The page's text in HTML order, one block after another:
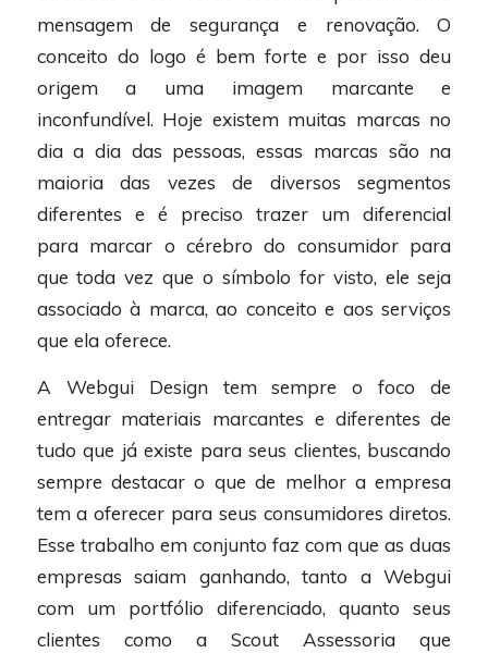
mensagem de segurança e renovação. O
conceito do logo é bem forte e por isso deu
origem a uma imagem marcante e
inconfundível. Hoje existem muitas marcas no
dia a dia das pessoas, essas marcas são na
maioria das vezes de diversos segmentos
diferentes e é preciso trazer um diferencial
para marcar o cérebro do consumidor para
que toda vez que o símbolo for visto, ele seja
associado à marca, ao conceito e aos serviços
que ela oferece.
A Webgui Design tem sempre o foco de
entregar materiais marcantes e diferentes de
tudo que já existe para seus clientes, buscando
sempre destacar o que de melhor a empresa
tem a oferecer para seus consumidores diretos.
Esse trabalho em conjunto faz com que as duas
empresas saiam ganhando, tanto a Webgui
com um portfólio diferenciado, quanto seus
clientes como a Scout Assessoria que